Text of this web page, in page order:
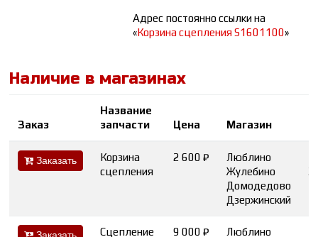
Адрес постоянно ссылки на
«Корзина сцепления S1601100»
Наличие в магазинах
Заказ
Название
запчасти
Цена Магазин
Заказать
Корзина
сцепления
2 600 ₽
Люблино
Жулебино
Домодедово
Дзержинский
Сцепление
9 000 ₽
Люблино